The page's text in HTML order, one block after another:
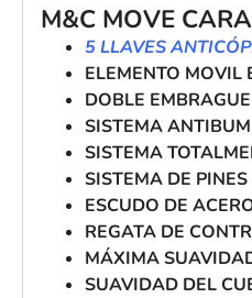
M&C MOVE
5 LLAVES
ELEMENTO
DOBLE
SISTEMA
SISTEMA
SISTEMA DE
ESCUDO DE
REGATA DE
MÁXIMA
SUAVIDAD DEL